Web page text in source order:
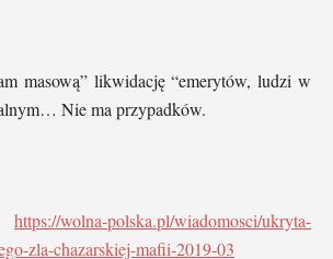
masową” likwidację “emerytów, ludzi w
Nie ma przypadków.
https://wolna-polska.pl/wiadomosci/ukryta-
zla-chazarskiej-mafii-2019-03